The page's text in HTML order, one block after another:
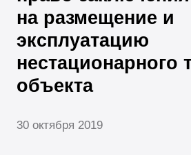
на размещение и
эксплуатацию
нестационарного
объекта
30 октября 2019